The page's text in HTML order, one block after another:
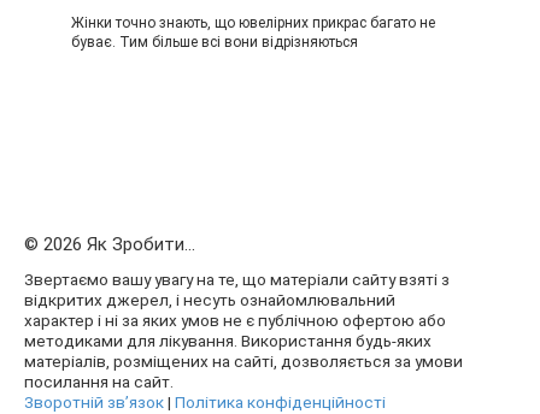
Жінки точно знають, що ювелірних прикрас багато не
буває. Тим більше всі вони відрізняються
© 2026 Як Зробити...
Звертаємо вашу увагу на те, що матеріали сайту взяті з
відкритих джерел, і несуть ознайомлювальний
характер і ні за яких умов не є публічною офертою або
методиками для лікування. Використання будь-яких
матеріалів, розміщених на сайті, дозволяється за умови
посилання на сайт.
Зворотній зв’язок| Політика конфіденційності